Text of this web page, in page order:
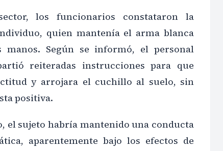
los funcionarios constataron la
quien mantenía el arma blanca
manos. Según se informó, el personal
reiteradas instrucciones para que
y arrojara el cuchillo al suelo, sin
positiva.
el sujeto habría mantenido una conducta
aparentemente bajo los efectos de